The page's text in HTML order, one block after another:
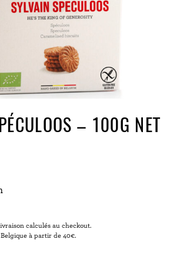
– 100G NET
calculés au checkout.
à partir de 40€.